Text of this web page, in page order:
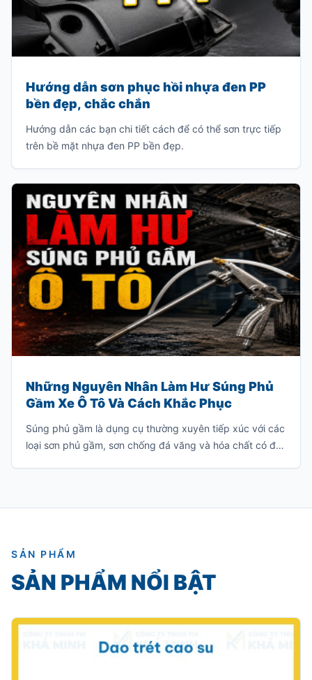
Hướng dẫn sơn phục hồi nhựa đen PP
bền đẹp, chắc chắn
Hướng dẫn các bạn chi tiết cách để có thể sơn trực tiếp
trên bề mặt nhựa đen PP bền đẹp.
Những Nguyên Nhân Làm Hư Súng Phủ
Gầm Xe Ô Tô Và Cách Khắc Phục
Súng phủ gầm là dụng cụ thường xuyên tiếp xúc với các
loại sơn phủ gầm, sơn chống đá văng và hóa chất có độ
SẢN PHẨM
SẢN PHẨM NỔI BẬT